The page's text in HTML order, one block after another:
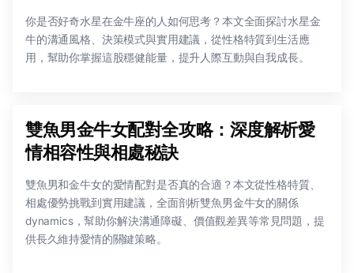
你是否好奇水星在金牛座的人如何思考？本文全面探討水星金
牛的溝通風格、決策模式與實用建議，從性格特質到生活應
用，幫助你掌握這股穩健能量，提升人際互動與自我成長。
雙魚男金牛女配對全攻略：深度解析愛
情相容性與相處秘訣
雙魚男和金牛女的愛情配對是否真的合適？本文從性格特質、
相處優勢挑戰到實用建議，全面剖析雙魚男金牛女的關係
dynamics，幫助你解決溝通障礙、價值觀差異等常見問題，提
供長久維持愛情的關鍵策略。